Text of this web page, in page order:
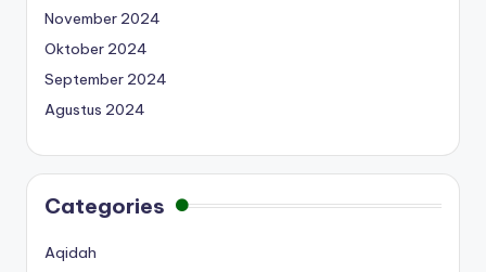
November 2024
Oktober 2024
September 2024
Agustus 2024
Categories
Aqidah